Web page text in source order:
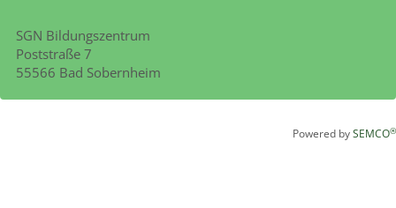
SGN Bildungszentrum
Poststraße 7
55566 Bad Sobernheim
Powered bySEMCO®